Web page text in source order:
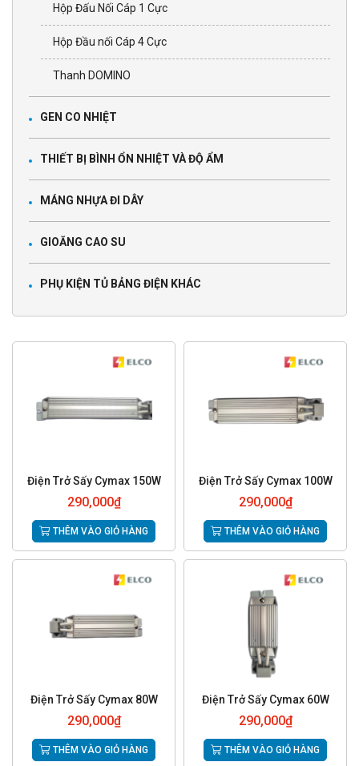
Hộp Đấu Nối Cáp 1 Cực
Hộp Đầu nối Cáp 4 Cực
Thanh DOMINO
GEN CO NHIỆT
THIẾT BỊ BÌNH ỔN NHIỆT VÀ ĐỘ ẨM
MÁNG NHỰA ĐI DÂY
GIOĂNG CAO SU
PHỤ KIỆN TỦ BẢNG ĐIỆN KHÁC
Điện Trở Sấy Cymax 150W
290,000₫
THÊM VÀO GIỎ HÀNG
Điện Trở Sấy Cymax 100W
290,000₫
THÊM VÀO GIỎ HÀNG
Điện Trở Sấy Cymax 80W
290,000₫
THÊM VÀO GIỎ HÀNG
Điện Trở Sấy Cymax 60W
290,000₫
THÊM VÀO GIỎ HÀNG